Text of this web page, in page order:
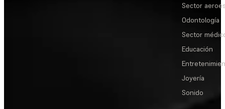
Sector
Odontología
Sector
Educación
Joyería
Sonido